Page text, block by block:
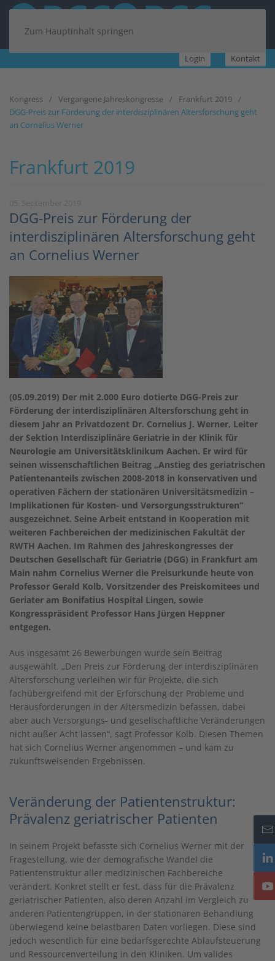
Zum Hauptinhalt springen
Login Kontakt
Kongress Vergangene Jahreskongresse
Frankfurt 2019
DGG-Preis zur Förderung der interdisziplinären Altersforschung geht
an Cornelius Werner
Frankfurt 2019
DGG-Preis zur Förderung der
interdisziplinären Altersforschung geht
an Cornelius Werner
(05.09.2019) Der mit 2.000 Euro dotierte DGG-Preis zur
Förderung der interdisziplinären Altersforschung geht in
diesem Jahr an Privatdozent Dr. Cornelius J. Werner, Leiter
der Sektion Interdisziplinäre Geriatrie in der Klinik für
Neurologie am Universitätsklinikum Aachen. Er wird für
seinen wissenschaftlichen Beitrag „Anstieg des geriatrischen
Patientenanteils zwischen 2008-2018 in konservativen und
operativen Fächern der stationären Universitätsmedizin –
Implikationen für Kosten- und Versorgungsstrukturen“
ausgezeichnet. Seine Arbeit entstand in Kooperation mit
weiteren Fachbereichen der medizinischen Fakultät der
RWTH Aachen. Im Rahmen des Jahreskongresses der
Deutschen Gesellschaft für Geriatrie (DGG) in Frankfurt am
Main nahm Cornelius Werner die Preisurkunde heute von
Professor Gerald Kolb, Vorsitzender des Preiskomitees und
Geriater am Bonifatius Hospital Lingen, sowie
Kongresspräsident Professor Hans Jürgen Heppner
entgegen.
Aus insgesamt 26 Bewerbungen wurde sein Beitrag
ausgewählt. „Den Preis zur Förderung der interdisziplinären
Altersforschung verleihen wir für Projekte, die sich
fachübergreifend mit der Erforschung der Probleme und
Herausforderungen in der Altersmedizin befassen, dabei
aber auch Versorgungs- und gesellschaftliche Veränderungen
nicht außer Acht lassen“, sagt Professor Kolb. Diesen Themen
hat sich Cornelius Werner angenommen – und kam zu
zukunftsweisenden Ergebnissen.
Veränderung der Patientenstruktur:
Prävalenz geriatrischer Patienten
In seinem Projekt befasste sich Cornelius Werner mit der
Fragestellung, wie der demografische Wandel die
Patientenstruktur aller medizinischen Fachbereiche
verändert. Konkret stellt er fest, dass für die Prävalenz
geriatrischer Patienten, also deren Anzahl im Vergleich zu
anderen Patientengruppen, in der stationären Behandlung
überwiegend keine belastbaren Daten vorliegen. Diese sind
jedoch wesentlich für eine bedarfsgerechte Ablaufsteuerung
und Ressourcenverteilung in den Kliniken. Um valides